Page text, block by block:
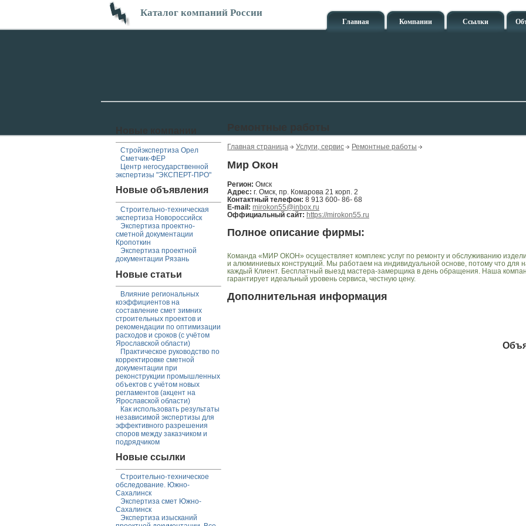
Каталог компаний России
Главная Компании Ссылки
Стройэкспертиза Орел
Сметчик-ФЕР
Центр негосударственной
экспертизы "ЭКСПЕРТ-ПРО"
Новые объявления
Строительно-техническая
экспертиза Новороссийск
Экспертиза проектно-
сметной документации
Кропоткин
Экспертиза проектной
документации Рязань
Новые статьи
Влияние региональных
коэффициентов на
составление смет зимних
строительных проектов и
рекомендации по оптимизации
расходов и сроков (с учётом
Ярославской области)
Практическое руководство по
корректировке сметной
документации при
реконструкции промышленных
объектов с учётом новых
регламентов (акцент на
Ярославской области)
Как использовать результаты
независимой экспертизы для
эффективного разрешения
споров между заказчиком и
подрядчиком
Новые ссылки
Строительно-техническое
обследование. Южно-
Сахалинск
Экспертиза смет Южно-
Сахалинск
Экспертиза изысканий
Главная страница Услуги, сервис Ремонтные работы
Мир Окон
Регион: Омск
Адрес: г. Омск, пр. Комарова 21 корп. 2
Контактный телефон: 8 913 600- 86- 68
E-mail: mirokon55@inbox.ru
Оффициальный сайт: https://mirokon55.ru
Полное описание фирмы:
Команда «МИР ОКОН» осуществляет комплекс услуг по ремонту и обслуживанию
и алюминиевых конструкций. Мы работаем на индивидуальной основе, потому что для
каждый Клиент. Бесплатный выезд мастера-замерщика в день обращения. Наша
гарантирует идеальный уровень сервиса, честную цену.
Дополнительная информация